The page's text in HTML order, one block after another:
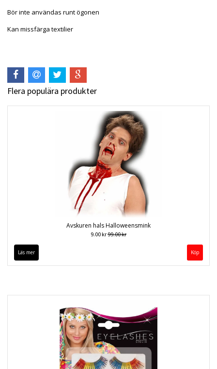
Bör inte användas runt ögonen
Kan missfärga textilier
Flera populära produkter
Avskuren hals Halloweensmink
9.00 kr99.00 kr
Läs mer